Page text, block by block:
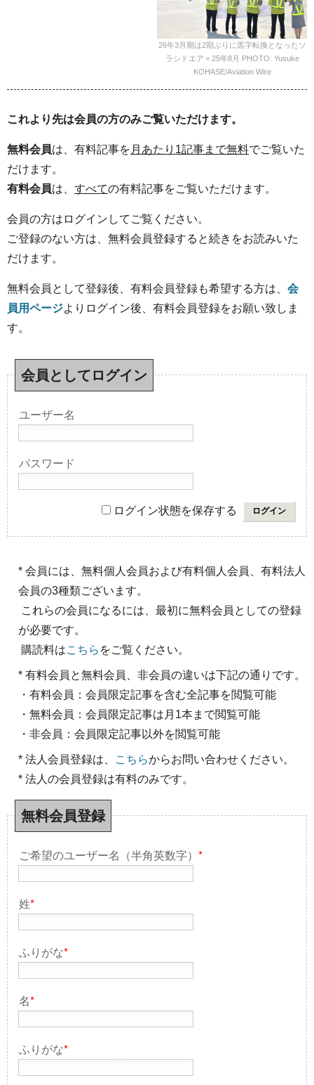
26年3月期は2期ぶりに黒字転換となったソ
ラシドエア＝25年8月 PHOTO: Yusuke
KOHASE/Aviation Wire
これより先は会員の方のみご覧いただけます。
無料会員は、有料記事を 月あたり1記事まで無料でご覧いた
だけます。
有料会員は、 すべての有料記事をご覧いただけます。
会員の方はログインしてご覧ください。
ご登録のない方は、無料会員登録すると続きをお読みいた
だけます。
無料会員として登録後、有料会員登録も希望する方は、 会
員用ページよりログイン後、有料会員登録をお願い致しま
す。
会員としてログイン
ユーザー名
パスワード
ログイン状態を保存する
* 会員には、無料個人会員および有料個人会員、有料法人
会員の3種類ございます。
これらの会員になるには、最初に無料会員としての登録
が必要です。
購読料はこちら をご覧ください。
* 有料会員と無料会員、非会員の違いは下記の通りです。
・有料会員：会員限定記事を含む全記事を閲覧可能
・無料会員：会員限定記事は月1本まで閲覧可能
・非会員：会員限定記事以外を閲覧可能
* 法人会員登録は、 こちらからお問い合わせください。
* 法人の会員登録は有料のみです。
無料会員登録
ご希望のユーザー名（半角英数字） *
姓*
ふりがな*
名*
ふりがな*